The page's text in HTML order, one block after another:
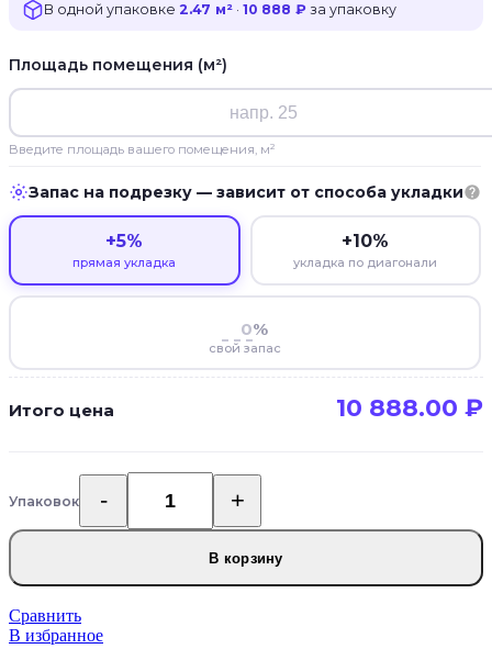
В одной упаковке 2.47 м² · 10 888 ₽ за упаковку
Площадь помещения (м²)
Введите площадь вашего помещения, м²
Запас на подрезку — зависит от способа укладки
+5%
прямая укладка
+10%
укладка по диагонали
%
свой запас
Итого цена 10 888.00 ₽
УпаковокКоличество
товара
Premium
XL
ECO
В корзину
Сравнить
В избранное